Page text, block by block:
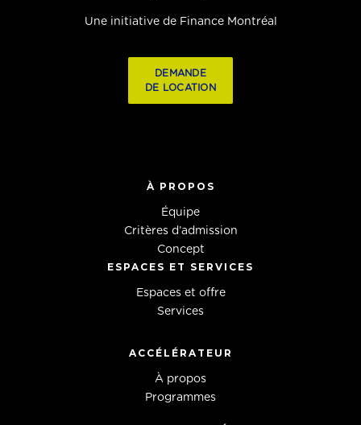
Une initiative de Finance Montréal
DEMANDE
DE LOCATION
À PROPOS
Équipe
Critères d’admission
Concept
ESPACES ET SERVICES
Espaces et offre
Services
ACCÉLÉRATEUR
À propos
Programmes